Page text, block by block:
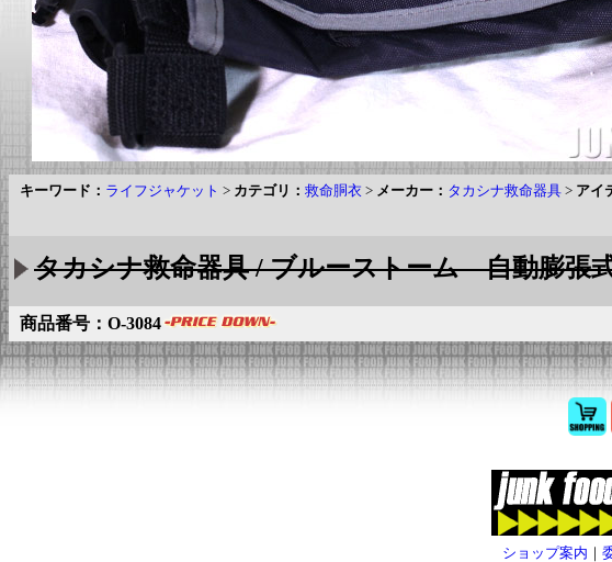
キーワード： ライフジャケット > カテゴリ： 救命胴衣 > メーカー： タカシナ救命器具 > アイ
タカシナ救命器具 / ブルーストーム 自動膨張
商品番号：O-3084
ショップ案内 ｜